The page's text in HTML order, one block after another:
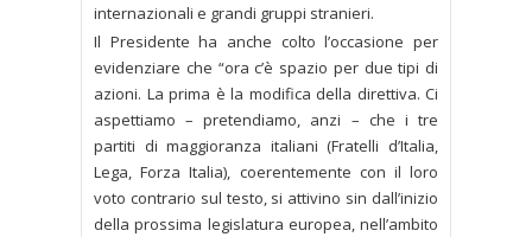
internazionali e grandi gruppi stranieri.
Il Presidente ha anche colto l’occasione per
evidenziare che “ora c’è spazio per due tipi di
azioni. La prima è la modifica della direttiva. Ci
aspettiamo – pretendiamo, anzi – che i tre
partiti di maggioranza italiani (Fratelli d’Italia,
Lega, Forza Italia), coerentemente con il loro
voto contrario sul testo, si attivino sin dall’inizio
della prossima legislatura europea, nell’ambito